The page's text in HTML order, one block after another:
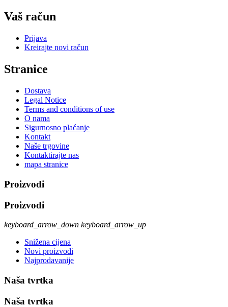
Vaš račun
Prijava
Kreirajte novi račun
Stranice
Dostava
Legal Notice
Terms and conditions of use
O nama
Sigurnosno plaćanje
Kontakt
Naše trgovine
Kontaktirajte nas
mapa stranice
Proizvodi
Proizvodi
keyboard_arrow_down keyboard_arrow_up
Snižena cijena
Novi proizvodi
Najprodavanije
Naša tvrtka
Naša tvrtka